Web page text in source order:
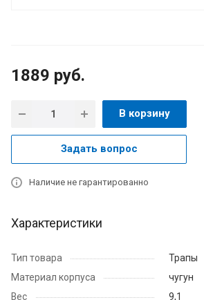
1889 руб.
В корзину
Задать вопрос
Наличие не гарантированно
Характеристики
Тип товара
Трапы
Материал корпуса
чугун
Вес
9,1